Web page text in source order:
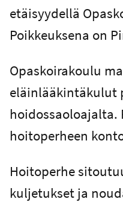
etäisyydellä
Poikkeuksena on
Opaskoirakoulu
eläinlääkintäkulut
hoitoperheen
Hoitoperhe
kuljetukset ja